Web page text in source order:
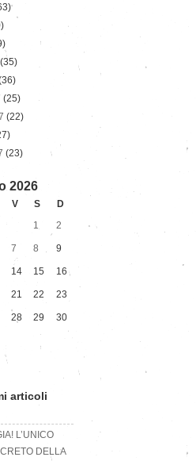
(35)
(25)
(22)
(23)
2026
V S
D
1
2
7 8 9
14 15 16
21 22 23
28 29 30
articoli
L’UNICO
DELLA